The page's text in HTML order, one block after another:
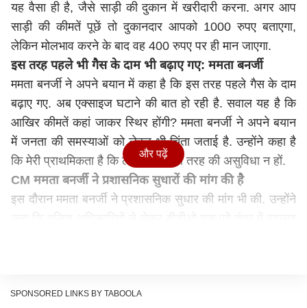
यह वैसा ही है, जैसे साड़ी की दुकान में खरीदारी करना. अगर आप
साड़ी की कीमतें पूछें तो दुकानदार आपको 1000 रुपए बताएगा,
लेकिन मोलभाव करने के बाद वह 400 रुपए पर ही मान जाएगा.
इस तरह पहले भी गैस के दाम भी बढ़ाए गए: ममता बनर्जी
ममता बनर्जी ने अपने बयान में कहा है कि इस तरह पहले गैस के दाम
बढ़ाए गए. अब एक्साइज घटाने की बात हो रही है. सवाल यह है कि
आखिर कीमतें कहां जाकर स्थिर होंगी? ममता बनर्जी ने अपने बयान
में जनता की समस्याओं को लेकर भी चिंता जताई है. उन्होंने कहा है
कि मेरी प्राथमिकता है कि लोगों को किसी तरह की असुविधा न हों.
CM ममता बनर्जी ने प्रशासनिक सुधारों की मांग की है
इस दौरान ममता बनर्जी ने प्रशासनिक सुधार की मांग भी की. उन्होंने
के एक्साइज ड्यूटी घटाने के फैसले को लेकर आलोचना की थी. इसमें
और पढ़ें
SPONSORED LINKS BY TABOOLA